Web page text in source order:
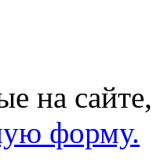
на
форму.